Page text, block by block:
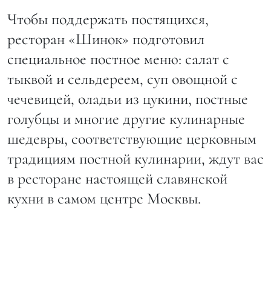
Чтобы поддержать постящихся,
ресторан «Шинок» подготовил
специальное постное меню: салат с
тыквой и сельдереем, суп овощной с
чечевицей, оладьи из цукини, постные
голубцы и многие другие кулинарные
шедевры, соответствующие церковным
традициям постной кулинарии, ждут вас
в ресторане настоящей славянской
кухни в самом центре Москвы.